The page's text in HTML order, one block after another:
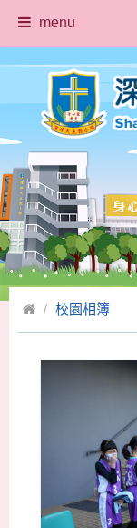
menu
校園相簿